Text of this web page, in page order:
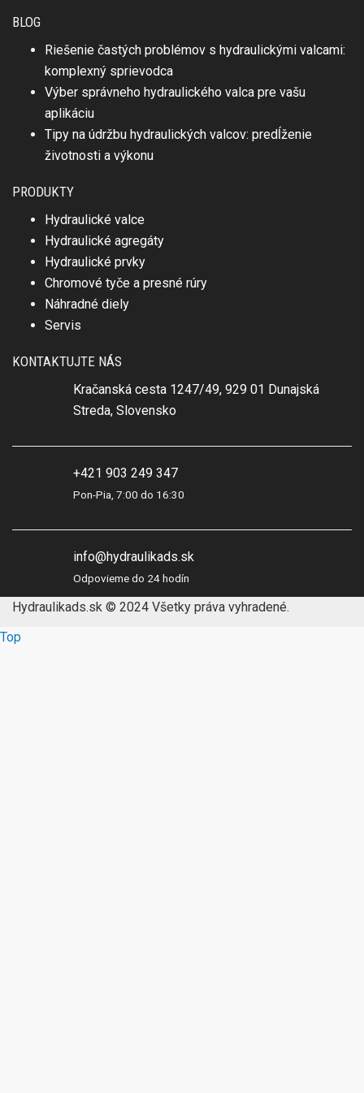
BLOG
Riešenie častých problémov s hydraulickými valcami:
komplexný sprievodca
Výber správneho hydraulického valca pre vašu
aplikáciu
Tipy na údržbu hydraulických valcov: predĺženie
životnosti a výkonu
PRODUKTY
Hydraulické valce
Hydraulické agregáty
Hydraulické prvky
Chromové tyče a presné rúry
Náhradné diely
Servis
KONTAKTUJTE NÁS
Kračanská cesta 1247/49, 929 01 Dunajská
Streda, Slovensko
+421 903 249 347
Pon-Pia, 7:00 do 16:30
info@hydraulikads.sk
Odpovieme do 24 hodín
Hydraulikads.sk © 2024 Všetky práva vyhradené.
Top